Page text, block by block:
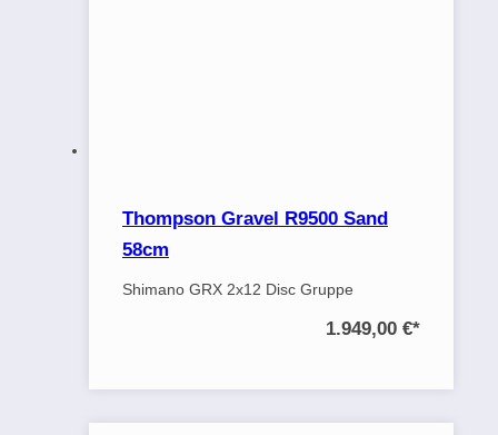
Thompson Gravel R9500 Sand
58cm
Shimano GRX 2x12 Disc Gruppe
1.949,00 €*